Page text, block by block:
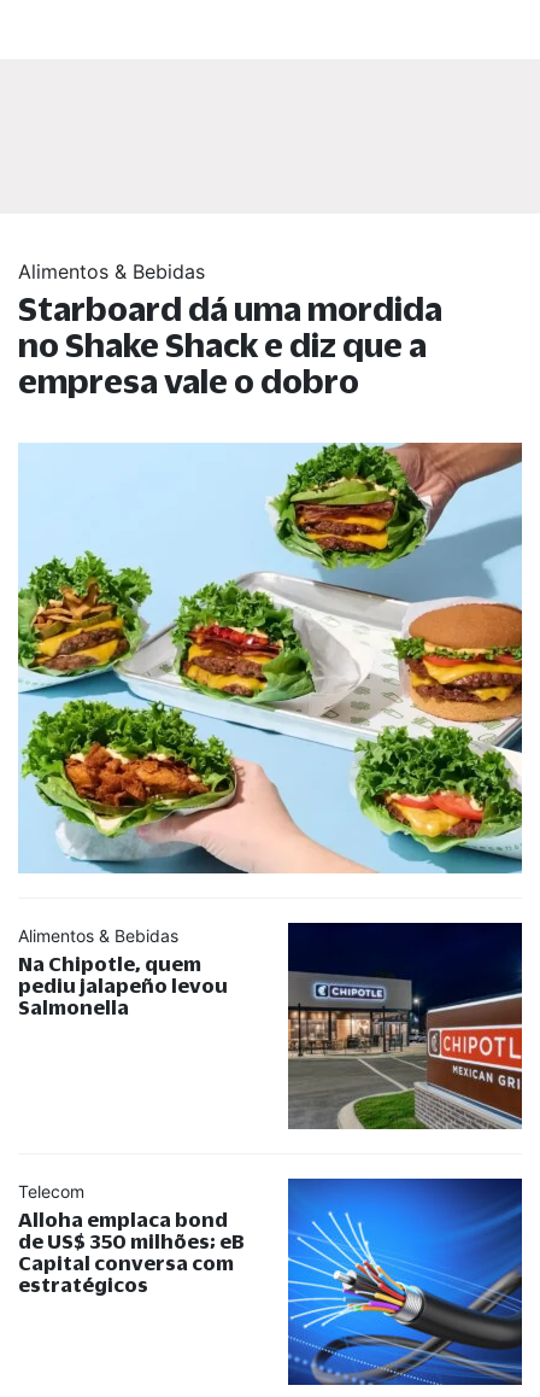
Alimentos & Bebidas
Starboard dá uma mordida
no Shake Shack e diz que a
empresa vale o dobro
Alimentos & Bebidas
Na Chipotle, quem
pediu jalapeño levou
Salmonella
Telecom
Alloha emplaca bond
de US$ 350 milhões; eB
Capital conversa com
estratégicos